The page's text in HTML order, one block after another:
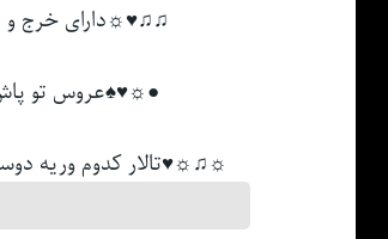
♫♫♥☼دارای ﺧﺮج و
●☼♥♠ﻋﺮوس ﺗﻮ
☼♫☼♥ﺗﺎﻟﺎر ﻛﺪوم ورﻳﻪ